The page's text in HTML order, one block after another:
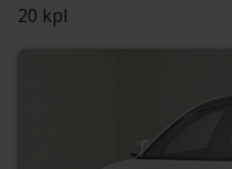
20 kpl